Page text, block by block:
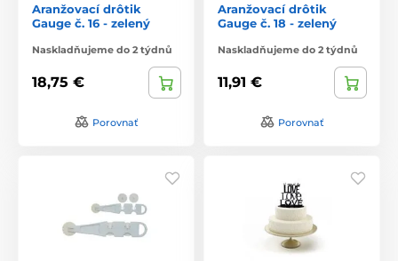
Aranžovací drôtik
Gauge č. 16 - zelený
Naskladňujeme do 2 týdnů
18,75 €
Porovnať
Aranžovací drôtik
Gauge č. 18 - zelený
Naskladňujeme do 2 týdnů
11,91 €
Porovnať